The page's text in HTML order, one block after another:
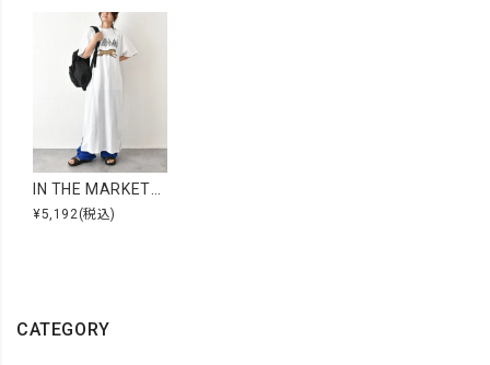
¥5,192 (税込)
CATEGORY